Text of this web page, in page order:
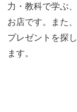
力・教科で学ぶ
お店です。また
プレゼントを探
ます。